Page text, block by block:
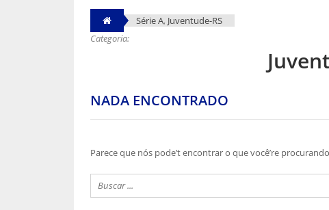
Série A, Juventude-RS
Categoria:
NADA ENCONTRADO
Parece que nós pode’t encontrar o que você’re